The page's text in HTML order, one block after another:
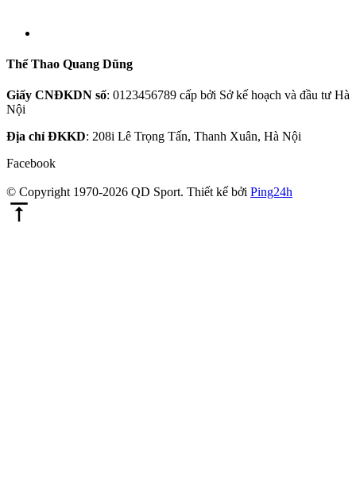
Thể Thao Quang Dũng
Giấy CNĐKDN số: 0123456789 cấp bởi Sở kế hoạch và đầu tư Hà
Nội
Địa chỉ ĐKKD: 208i Lê Trọng Tấn, Thanh Xuân, Hà Nội
Facebook
© Copyright 1970-2026 QD Sport. Thiết kế bởi Ping24h